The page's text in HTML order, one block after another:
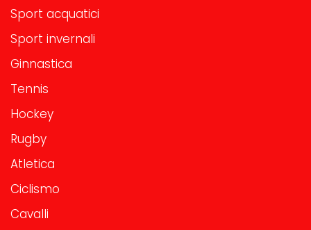
Sport acquatici
Sport invernali
Ginnastica
Tennis
Hockey
Rugby
Atletica
Ciclismo
Cavalli